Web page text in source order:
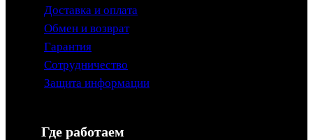
Доставка и оплата
Обмен и возврат
Гарантия
Сотрудничество
Защита информации
Где работаем